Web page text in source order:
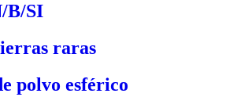
B/SI
raras
polvo esférico